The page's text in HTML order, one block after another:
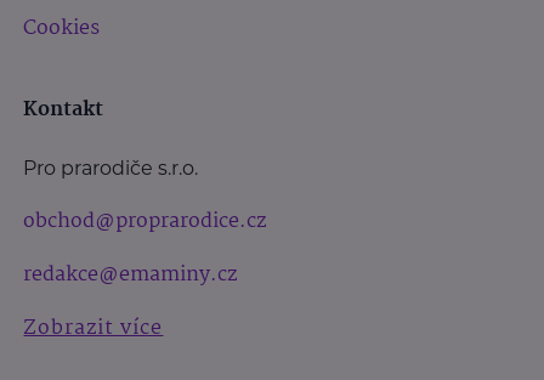
Cookies
Kontakt
Pro prarodiče s.r.o.
obchod@proprarodice.cz
redakce@emaminy.cz
Zobrazit více